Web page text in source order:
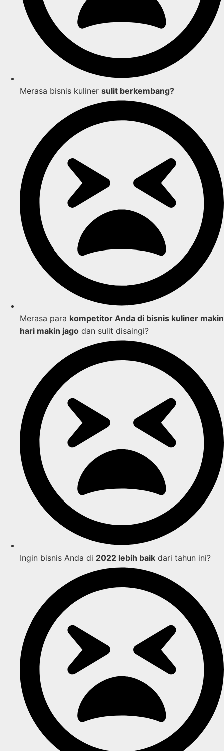
Merasa bisnis kuliner sulit berkembang?
Merasa para kompetitor Anda di bisnis kuliner makin
hari makin jago dan sulit disaingi?
Ingin bisnis Anda di 2022 lebih baik dari tahun ini?